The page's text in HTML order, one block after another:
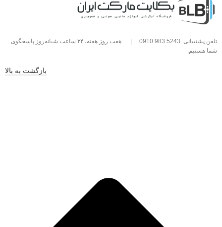
تلفن پشتیبانی: 5243 983 0910
هفت روز هفته، ۲۴ ساعت شبانه‌روز پاسخگوی
شما هستیم.
بازگشت به بالا